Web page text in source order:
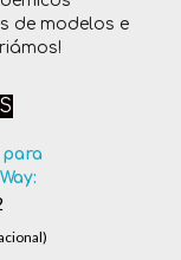
de modelos e
para